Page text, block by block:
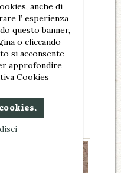
ai Frutti
ai frutti.
anche di
l’ esperienza
questo banner,
o cliccando
si acconsente
approfondire
Cookies